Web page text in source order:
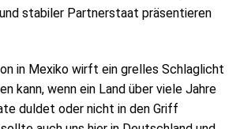
stabiler Partnerstaat präsentieren
in Mexiko wirft ein grelles Schlaglicht
kann, wenn ein Land über viele Jahre
duldet oder nicht in den Griff